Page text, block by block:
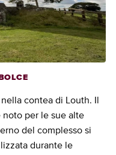
contea di Louth. Il
per le sue alte
del complesso si
durante le